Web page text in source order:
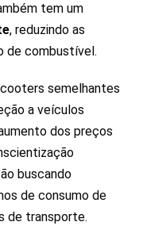
tem um
, reduzindo as
de combustível.
semelhantes
a veículos
dos preços
buscando
de consumo de
de transporte.